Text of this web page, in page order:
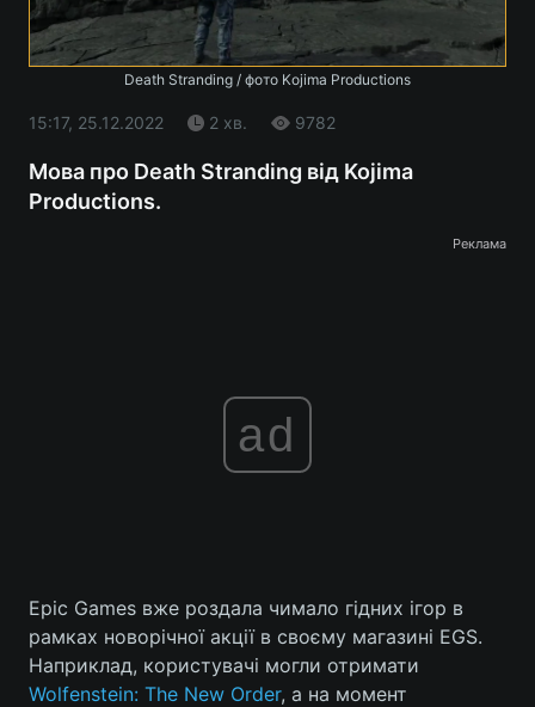
Death Stranding / фото Kojima Productions
15:17, 25.12.2022 2 хв. 9782
Мова про Death Stranding від Kojima
Productions.
Реклама
ad
Epic Games вже роздала чимало гідних ігор в
рамках новорічної акції в своєму магазині EGS.
Наприклад, користувачі могли отримати
Wolfenstein: The New Order, а на момент